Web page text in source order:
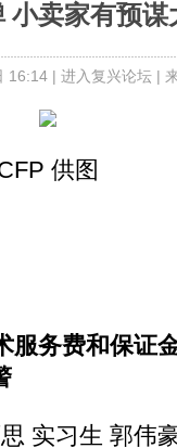
小卖家有预谋
16:14 | 进入复兴论坛|
供图
服务费和保证
实习生 郭伟